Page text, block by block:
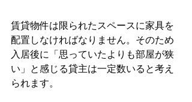
賃貸物件は限られたスペースに家具を
配置しなければなりません。そのため
入居後に「思っていたよりも部屋が狭
い」と感じる貸主は一定数いると考え
られます。